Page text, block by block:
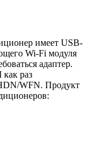
имеет USB-
Wi-Fi модуля
адаптер.
раз
WFN. Продукт